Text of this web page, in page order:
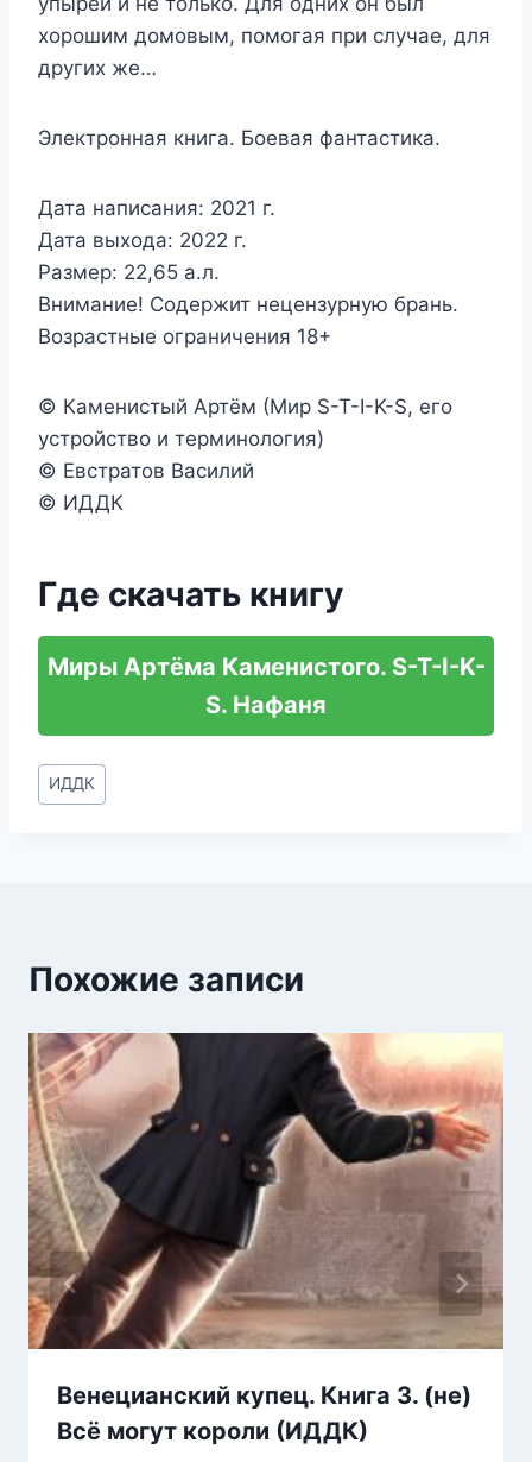
хорошим домовым, помогая при случае, для
других же…
Электронная книга. Боевая фантастика.
Дата написания: 2021 г.
Дата выхода: 2022 г.
Размер: 22,65 а.л.
Внимание! Содержит нецензурную брань.
Возрастные ограничения 18+
© Каменистый Артём (Мир S-T-I-K-S, его
устройство и терминология)
© Евстратов Василий
© ИДДК
Где скачать книгу
Миры Артёма Каменистого. S-T-I-K-
S. Нафаня
Метки
записи:
ИДДК
Похожие записи
Венецианский купец. Книга 3. (не)
Всё могут короли (ИДДК)